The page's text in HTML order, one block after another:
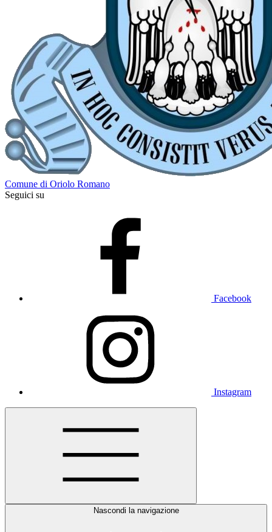
Comune di Oriolo Romano
Seguici su
Facebook
Instagram
Nascondi la navigazione